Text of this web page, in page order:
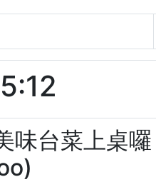
味台菜上桌